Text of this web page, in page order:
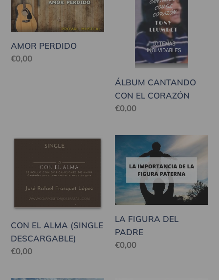
AMOR PERDIDO
Precio
€0,00
CORAZÓN
ÁLBUM CANTANDO
CON EL CORAZÓN
Precio
€0,00
CON
DESCARGABLE)
CON EL ALMA (SINGLE
DESCARGABLE)
Precio
€0,00
FIGURA
DEL
PADRE
LA FIGURA DEL
PADRE
Precio
€0,00